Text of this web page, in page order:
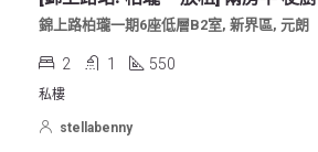
錦上路柏瓏一期6座低層B2室, 新界區, 元朗
2 1 550
私樓
stellabenny